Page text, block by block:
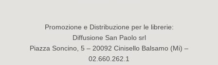
Promozione e Distribuzione per le librerie:
Diffusione San Paolo srl
Piazza Soncino, 5 – 20092 Cinisello Balsamo (Mi) –
02.660.262.1